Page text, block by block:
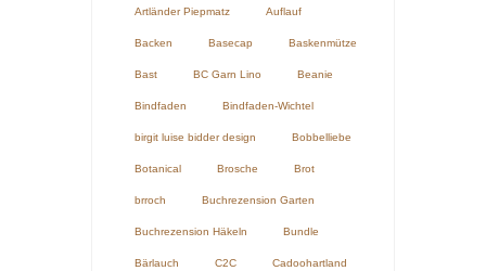
Artländer Piepmatz Auflauf
Backen Basecap Baskenmütze
Bast BC Garn Lino Beanie
Bindfaden Bindfaden-Wichtel
birgit luise bidder design Bobbelliebe
Botanical Brosche Brot
brroch Buchrezension Garten
Buchrezension Häkeln Bundle
Bärlauch C2C Cadoohartland